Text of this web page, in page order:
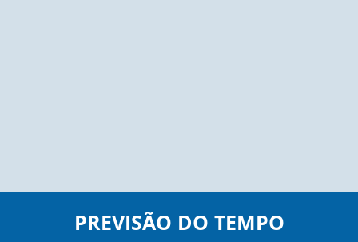
PREVISÃO DO TEMPO